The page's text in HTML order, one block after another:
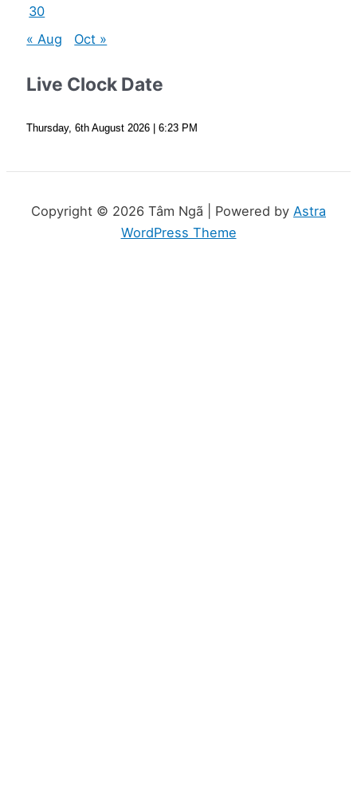
30
« Aug
Oct »
Live Clock Date
Thursday, 6th August 2026 | 6:23 PM
Copyright © 2026 Tâm Ngã | Powered by Astra
WordPress Theme